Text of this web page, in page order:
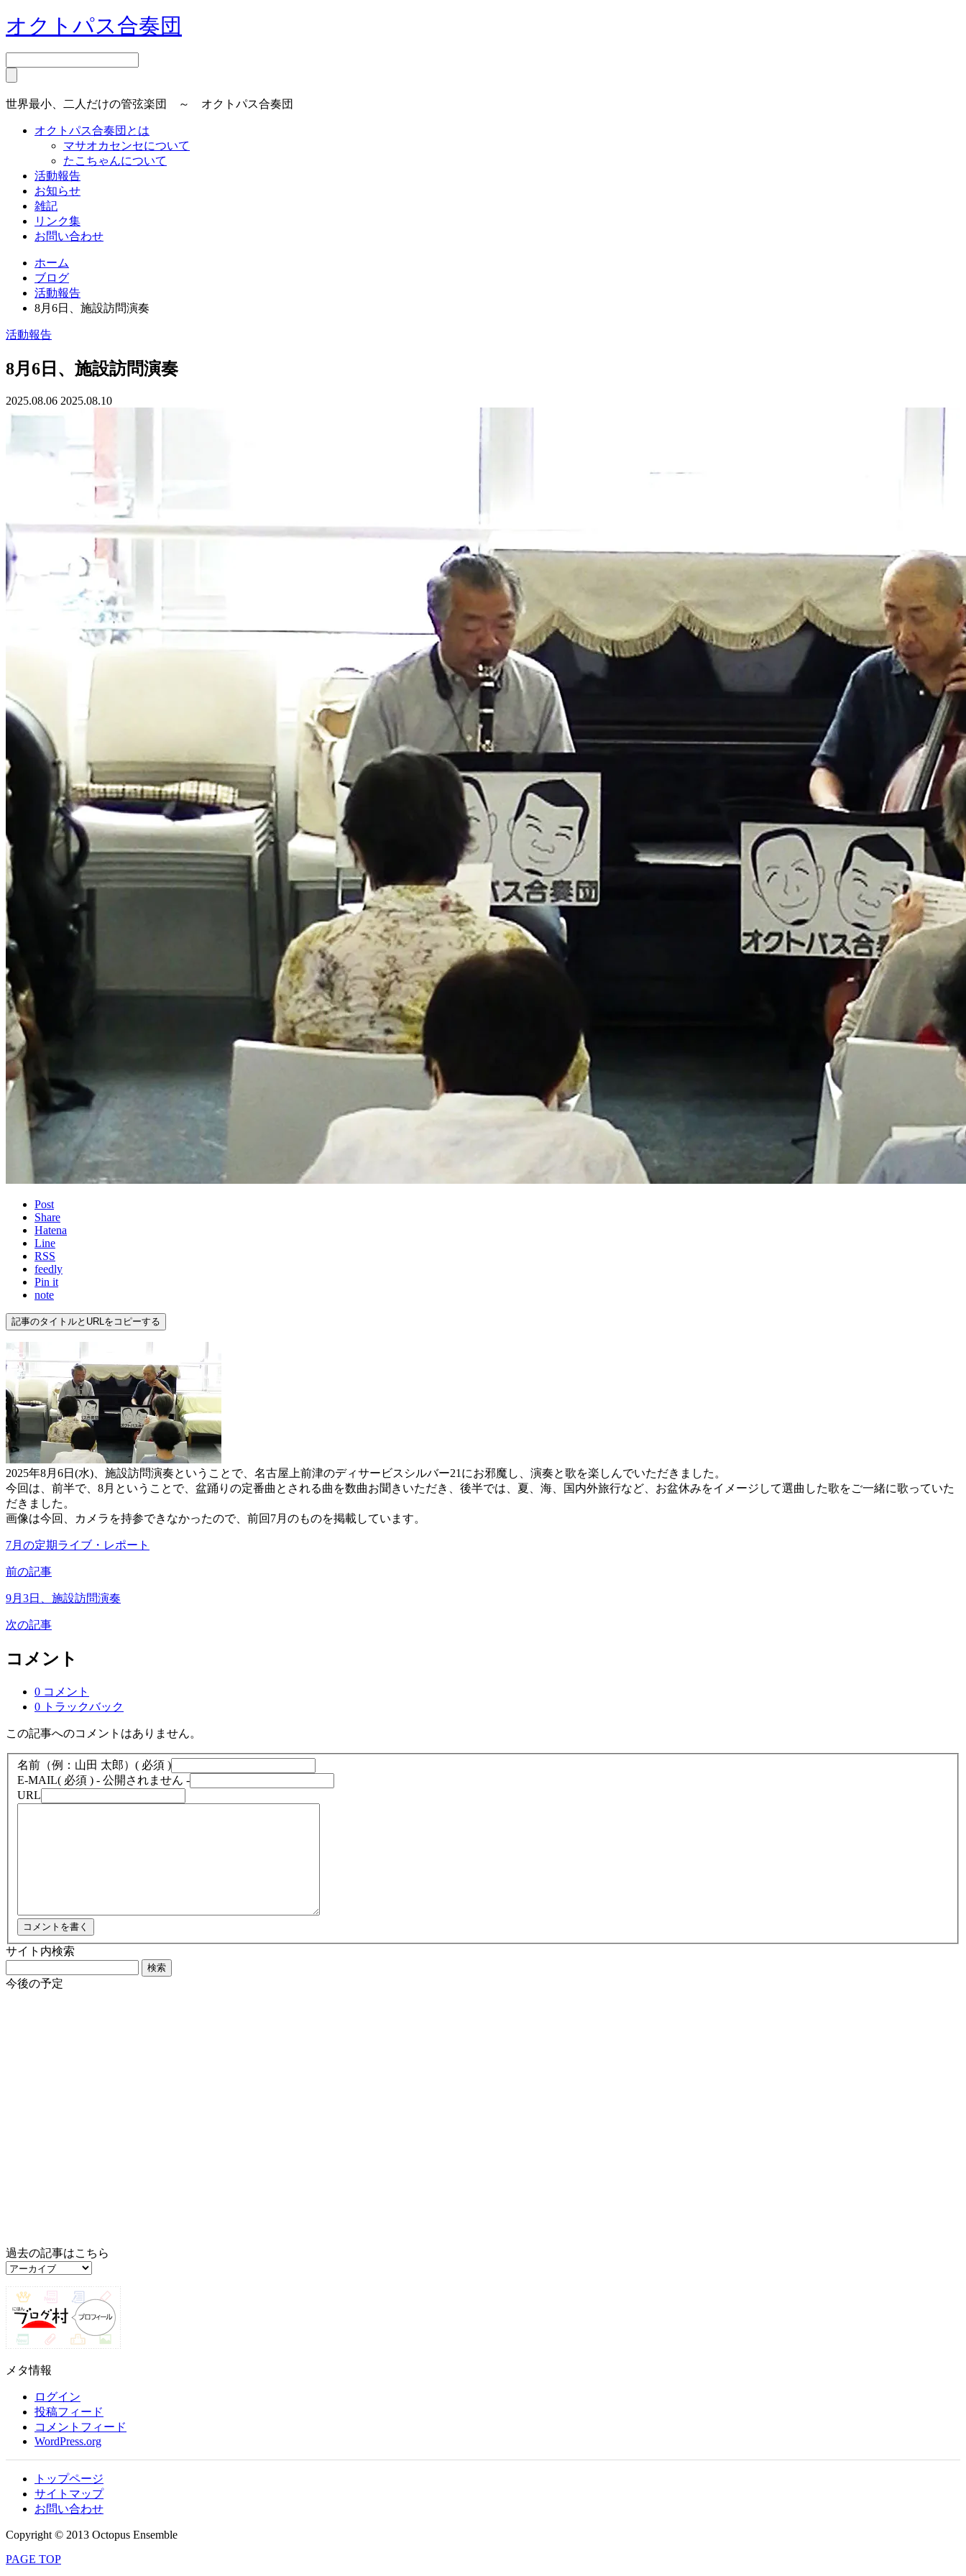
オクトパス合奏団
世界最小、二人だけの管弦楽団 ～ オクトパス合奏団
オクトパス合奏団とは
マサオカセンセについて
たこちゃんについて
活動報告
お知らせ
雑記
リンク集
お問い合わせ
ホーム
ブログ
活動報告
8月6日、施設訪問演奏
活動報告
8月6日、施設訪問演奏
2025.08.06 2025.08.10
Post
Share
Hatena
Line
RSS
feedly
Pin it
note
記事のタイトルとURLをコピーする
2025年8月6日(水)、施設訪問演奏ということで、名古屋上前津のディサービスシルバー21にお邪魔し、演奏と歌を楽しんでいただきました。
今回は、前半で、8月ということで、盆踊りの定番曲とされる曲を数曲お聞きいただき、後半では、夏、海、国内外旅行など、お盆休みをイメージして選曲した歌をご一緒に歌っていた
だきました。
画像は今回、カメラを持参できなかったので、前回7月のものを掲載しています。
7月の定期ライブ・レポート
前の記事
9月3日、施設訪問演奏
次の記事
コメント
0 コメント
0 トラックバック
この記事へのコメントはありません。
名前（例：山田 太郎） ( 必須 )
E-MAIL( 必須 ) - 公開されません -
URL
サイト内検索
索:
今後の予定
過去の記事はこちら
過
の
記
事
は
ち
メタ情報
ログイン
投稿フィード
コメントフィード
WordPress.org
トップページ
サイトマップ
お問い合わせ
Copyright © 2013 Octopus Ensemble
PAGE TOP